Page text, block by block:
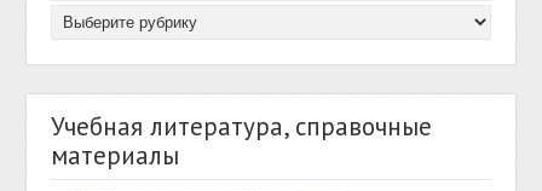
Учебная литература, справочные
материалы